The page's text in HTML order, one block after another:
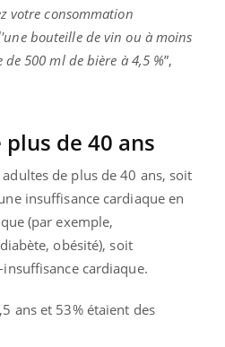
votre consommation
bouteille de vin ou à moins
500 ml de bière à 4,5 %”,
de 40 ans
de plus de 40 ans, soit
insuffisance cardiaque en
(par exemple,
obésité), soit
cardiaque.
ans et 53% étaient des